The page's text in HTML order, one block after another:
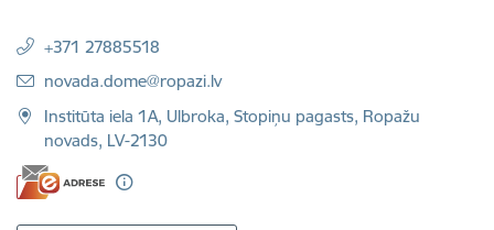
+371 27885518
E-pasts:
novada.dome@ropazi.lv
Institūta iela 1A, Ulbroka, Stopiņu pagasts, Ropažu
novads, LV-2130